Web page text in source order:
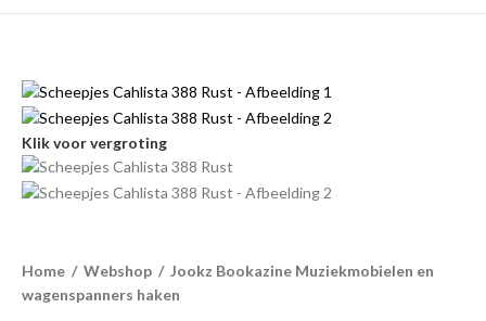
Klik voor vergroting
Home / Webshop / Jookz Bookazine Muziekmobielen en
wagenspanners haken